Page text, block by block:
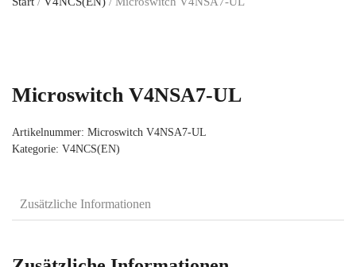
Microswitch V4NSA7-UL
Artikelnummer: Microswitch V4NSA7-UL
Kategorie: V4NCS(EN)
Zusätzliche Informationen